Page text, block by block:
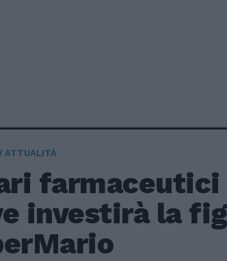
ATTUALITÀ
farmaceutici
investirà la